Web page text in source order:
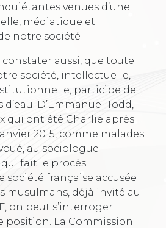
venues d’une
médiatique et
notre société
constater aussi, que toute
société, intellectuelle,
participe de
D’Emmanuel Todd,
qui ont été Charlie après
2015, comme malades
au sociologue
fait le procès
société française accusée
musulmans, déjà invité au
on peut s’interroger
position. La Commission